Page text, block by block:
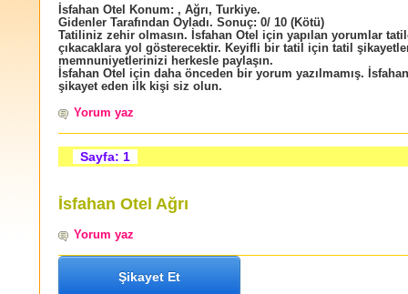
İsfahan Otel Konum: , Ağrı, Turkiye.
Gidenler Tarafından Oyladı. Sonuç: 0/ 10 (Kötü)
Tatiliniz zehir olmasın. İsfahan Otel için yapılan yorumlar
çıkacaklara yol gösterecektir. Keyifli bir tatil için tatil
memnuniyetlerinizi herkesle paylaşın.
İsfahan Otel için daha önceden bir yorum yazılmamış.
şikayet eden ilk kişi siz olun.
Yorum yaz
Sayfa: 1
İsfahan Otel Ağrı
Yorum yaz
Şikayet Et